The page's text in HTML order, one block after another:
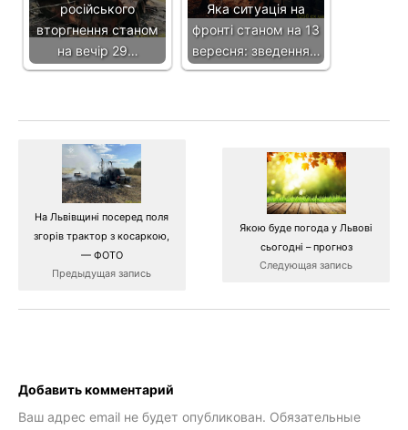
російського
вторгнення станом
на вечір 29…
Яка ситуація на
фронті станом на 13
вересня: зведення…
На Львівщині посеред поля
згорів трактор з косаркою,
— ФОТО
Предыдущая запись
Якою буде погода у Львові
сьогодні – прогноз
Следующая запись
Добавить комментарий
Ваш адрес email не будет опубликован. Обязательные